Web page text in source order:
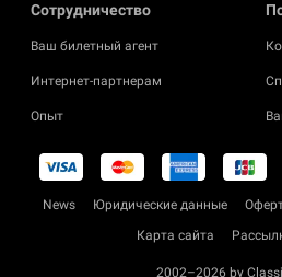
Cотрудничество
Ваш билетный агент
Интернет-партнерам
Опыт
News Юридические данные
Карта сайта
2002–2026 by